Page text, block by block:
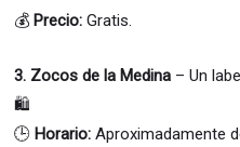
💰 Precio: Gratis.
3. Zocos de la Medina – Un
🛍️
🕒 Horario: Aproximadamente